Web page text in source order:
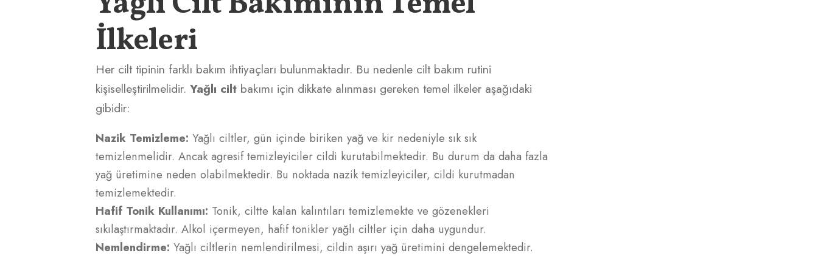
İlkeleri
Her cilt tipinin farklı bakım ihtiyaçları bulunmaktadır. Bu nedenle cilt bakım rutini
kişiselleştirilmelidir.Yağlı cilt bakımı için dikkate alınması gereken temel ilkeler aşağıdaki
gibidir:
Nazik Temizleme: Yağlı ciltler, gün içinde biriken yağ ve kir nedeniyle sık sık
temizlenmelidir. Ancak agresif temizleyiciler cildi kurutabilmektedir. Bu durum da daha fazla
yağ üretimine neden olabilmektedir. Bu noktada nazik temizleyiciler, cildi kurutmadan
temizlemektedir.
Hafif Tonik Kullanımı: Tonik, ciltte kalan kalıntıları temizlemekte ve gözenekleri
sıkılaştırmaktadır. Alkol içermeyen, hafif tonikler yağlı ciltler için daha uygundur.
Nemlendirme: Yağlı ciltlerin nemlendirilmesi, cildin aşırı yağ üretimini dengelemektedir.